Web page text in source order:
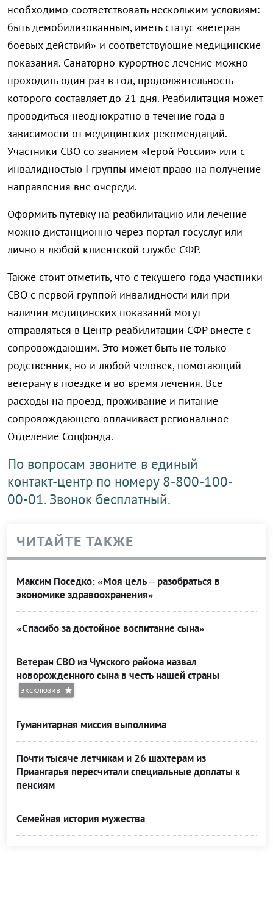
необходимо соответствовать нескольким условиям:
быть демобилизованным, иметь статус «ветеран
боевых действий» и соответствующие медицинские
показания. Санаторно-курортное лечение можно
проходить один раз в год, продолжительность
которого составляет до 21 дня. Реабилитация может
проводиться неоднократно в течение года в
зависимости от медицинских рекомендаций.
Участники СВО со званием «Герой России» или с
инвалидностью I группы имеют право на получение
направления вне очереди.
Оформить путевку на реабилитацию или лечение
можно дистанционно через портал госуслуг или
лично в любой клиентской службе СФР.
Также стоит отметить, что с текущего года участники
СВО с первой группой инвалидности или при
наличии медицинских показаний могут
отправляться в Центр реабилитации СФР вместе с
сопровождающим. Это может быть не только
родственник, но и любой человек, помогающий
ветерану в поездке и во время лечения. Все
расходы на проезд, проживание и питание
сопровождающего оплачивает региональное
Отделение Соцфонда.
По вопросам звоните в единый
контакт-центр по номеру 8-800-100-
00-01. Звонок бесплатный.
ЧИТАЙТЕ ТАКЖЕ
Максим Поседко: «Моя цель – разобраться в
экономике здравоохранения»
«Спасибо за достойное воспитание сына»
Ветеран СВО из Чунского района назвал
новорожденного сына в честь нашей страны
эксклюзив
Гуманитарная миссия выполнима
Почти тысяче летчикам и 26 шахтерам из
Приангарья пересчитали специальные доплаты к
пенсиям
Семейная история мужества